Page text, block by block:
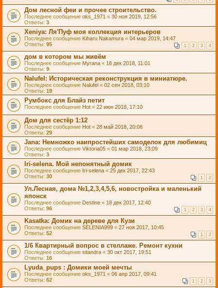
Дом лесной феи и прочее строительство.
Последнее сообщение oks_1971 « 30 ноя 2019, 12:56
Ответы: 3
Xeniya: Ля'Пуф моя коллекция интерьеров
Последнее сообщение Kiharu Nakamura « 04 мар 2019, 14:47
Ответы: 95 1 2 3 4
дом в котором мы живём
Последнее сообщение Myrana « 16 дек 2018, 11:01
Ответы: 9
Nalufel: Историческая реконструкция в миниатюре.
Последнее сообщение Nalufel « 02 сен 2018, 03:10
Ответы: 19
Румбокс для Блайз петит
Последнее сообщение Hot « 22 июн 2018, 17:10
Дом для сестёр 1:12
Последнее сообщение Hot « 28 май 2018, 20:06
Ответы: 29
Jana: Немножко наипростейших самоделок для любимиц
Последнее сообщение Viktoria05 « 01 мар 2018, 23:09
Ответы: 3
Iri-selena. Мой непонятный домик
Последнее сообщение Iri-selena « 25 дек 2017, 22:43
Ответы: 30 1 2
Ул.Лесная, дома №1,2,3,4,5,6, новостройка и маленький
японск
Последнее сообщение Destine « 18 дек 2017, 12:40
Ответы: 96 1 2 3 4
Kasatka: Домик на дереве для Кузи
Последнее сообщение SELENIA999 « 27 ноя 2017, 10:45
Ответы: 52 1 2
1/6 Квартирный вопрос в стеллаже. Ремонт кухни
Последнее сообщение sitandra « 30 окт 2017, 19:51
Ответы: 16
Lyuda_pups : Домики моей мечты
Последнее сообщение oks_1971 « 06 апр 2017, 09:41
Ответы: 62 1 2 3